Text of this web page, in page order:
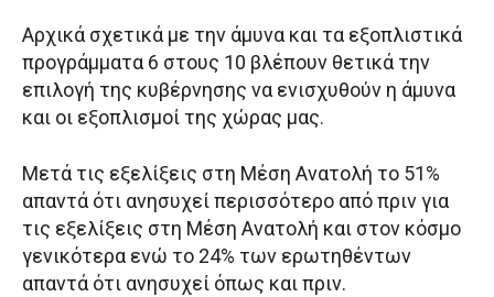
Αρχικά σχετικά με την άμυνα και τα εξοπλιστικά
προγράμματα 6 στους 10 βλέπουν θετικά την
επιλογή της κυβέρνησης να ενισχυθούν η άμυνα
και οι εξοπλισμοί της χώρας μας.
Μετά τις εξελίξεις στη Μέση Ανατολή το 51%
απαντά ότι ανησυχεί περισσότερο από πριν για
τις εξελίξεις στη Μέση Ανατολή και στον κόσμο
γενικότερα ενώ το 24% των ερωτηθέντων
απαντά ότι ανησυχεί όπως και πριν.